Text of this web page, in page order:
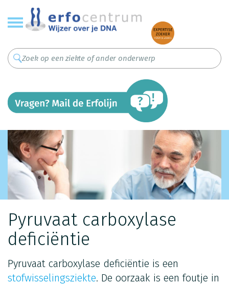
Overslaan
en
naar
inhoud
gaan
Pyruvaat carboxylase
deficiëntie
Pyruvaat carboxylase deficiëntie is een
stofwisselingsziekte. De oorzaak is een foutje in